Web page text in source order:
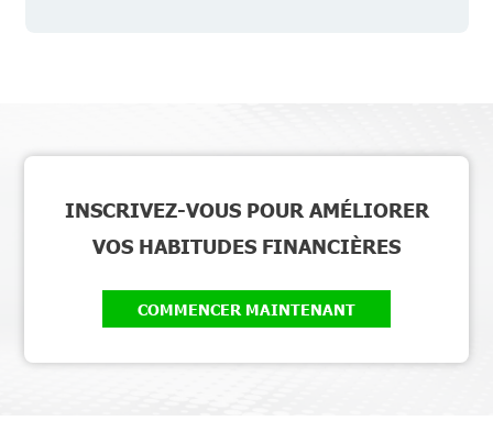
INSCRIVEZ-VOUS POUR AMÉLIORER
VOS HABITUDES FINANCIÈRES
COMMENCER MAINTENANT